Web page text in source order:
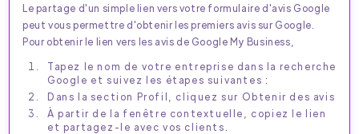
Le partage d'un simple lien vers votre formulaire d'avis Google
peut vous permettre d'obtenir les premiers avis sur Google.
Pour obtenir le lien vers les avis de Google My Business,
Tapez le nom de votre entreprise dans la recherche
Google et suivez les étapes suivantes :
Dans la section Profil, cliquez sur Obtenir des avis
À partir de la fenêtre contextuelle, copiez le lien
et partagez-le avec vos clients.